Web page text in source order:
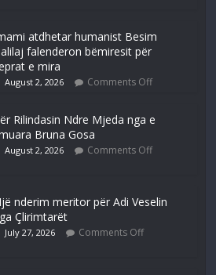
atdhetar humanist Besim
falenderon bëmiresit për
e mira
August 2, 2026 Comments Off
Rilindasin Ndre Mjeda nga e
Bruna Gosa
August 2, 2026 Comments Off
nderim meritor për Adi Veselin
Çlirimtarët
July 27, 2026 Comments Off